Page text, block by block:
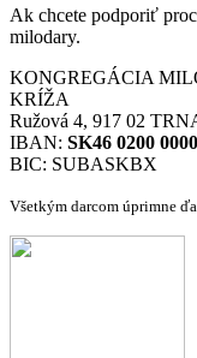
Ak chcete podporiť
milodary.
KONGREGÁCIA
KRÍŽA
Ružová 4, 917 02
IBAN: SK46 0200
BIC: SUBASKBX
Všetkým darcom úprimne